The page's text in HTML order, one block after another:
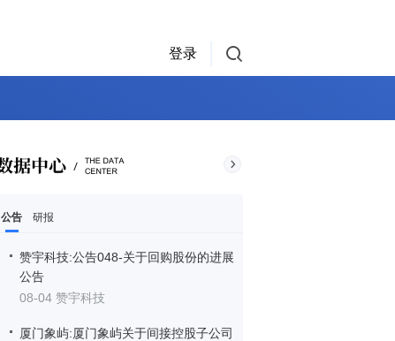
登录
公告 研报
赞宇科技:公告048-关于回购股份的进展
公告
08-04 赞宇科技
厦门象屿:厦门象屿关于间接控股子公司